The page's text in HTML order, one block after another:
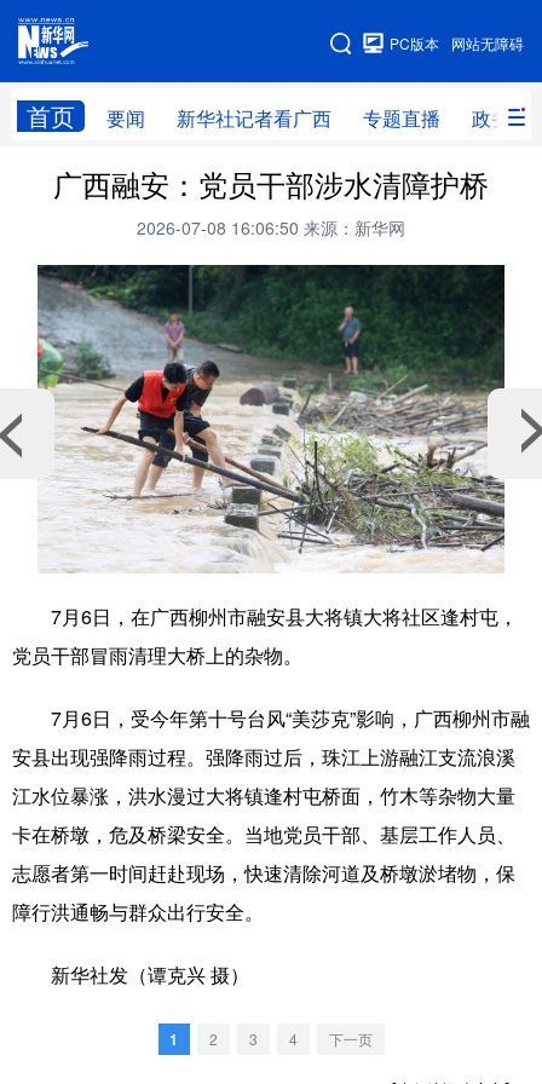
网站无障碍
PC版本
首页 要闻 新华社记者看广西 专题直播 政务信
网站地图
广西频道
新华社记者 专题直播
图片新闻 壮美广西
新华网导航
学习进行时 高层 时政 人事
国际 财经 网评 港澳
台湾 思客智库 全球连线 教育
科技 科普 体育 文化
健康 军事 访谈 视频
食品 人居 信息化 乡村振兴
溯源中国 城市 旅游 能源
会展 彩票 娱乐 时尚
悦读 公益 书画 一带一路
广西融安：党员干部涉水清障护桥
2026-07-08 16:06:50 来源：新华网
7月6日，在广西柳州市融安县大将镇大将社区逢村屯，
党员干部冒雨清理大桥上的杂物。
7月6日，受今年第十号台风“美莎克”影响，广西柳州市融
安县出现强降雨过程。强降雨过后，珠江上游融江支流浪溪
江水位暴涨，洪水漫过大将镇逢村屯桥面，竹木等杂物大量
卡在桥墩，危及桥梁安全。当地党员干部、基层工作人员、
志愿者第一时间赶赴现场，快速清除河道及桥墩淤堵物，保
障行洪通畅与群众出行安全。
新华社发（谭克兴 摄）
1 2 3 4 下一页